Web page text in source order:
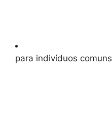
para indivíduos comuns